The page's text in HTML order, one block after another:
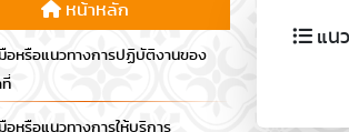
หน้าหลัก
อหรือแนวทางการปฏิบัติงานของ
ที่
อหรือแนวทางการให้บริการ
แน